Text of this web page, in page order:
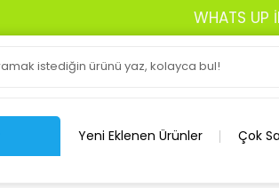
WHATS UP
Yeni Eklenen Ürünler Çok